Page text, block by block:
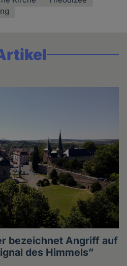
bezeichnet Angriff auf
des Himmels”